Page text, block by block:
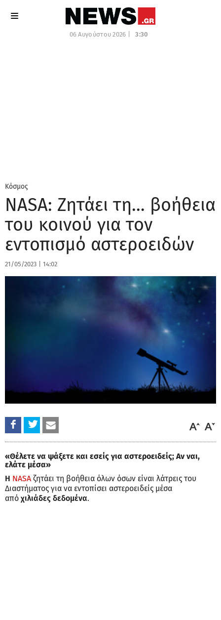
06 Αυγούστου 2026 | 3:30
Κόσμος
NASA: Ζητάει τη… βοήθεια
του κοινού για τον
εντοπισμό αστεροειδών
21/05/2023 14:02
«Θέλετε να ψάξετε και εσείς για αστεροειδείς; Αν ναι,
ελάτε μέσα»
H NASA ζητάει τη βοήθεια όλων όσων είναι λάτρεις του
Διαστήματος για να εντοπίσει αστεροειδείς μέσα
από χιλιάδες δεδομένα.